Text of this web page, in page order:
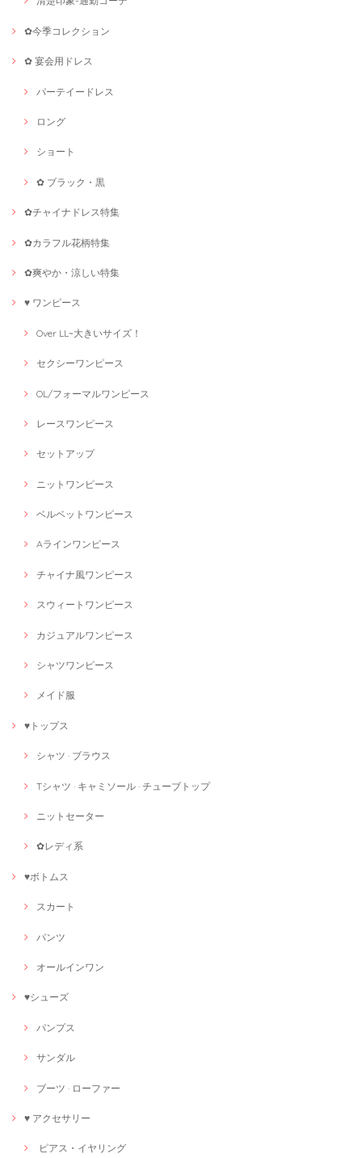
✿今季コレクション
✿ 宴会用ドレス
パーテイードレス
ロング
ショート
✿ ブラック・黒
✿チャイナドレス特集
✿カラフル花柄特集
✿爽やか・涼しい特集
♥ ワンピース
Over LL~大きいサイズ！
セクシーワンピース
OL/フォーマルワンピース
レースワンピース
セットアップ
ニットワンピース
ベルベットワンピース
Aラインワンピース
チャイナ風ワンピース
スウィートワンピース
カジュアルワンピース
シャツワンピース
メイド服
♥トップス
シャツ · ブラウス
Tシャツ · キャミソール · チューブトップ
ニットセーター
✿レディ系
♥ボトムス
スカート
パンツ
オールインワン
♥シューズ
パンプス
サンダル
ブーツ · ローファー
♥ アクセサリー
ピアス・イヤリング